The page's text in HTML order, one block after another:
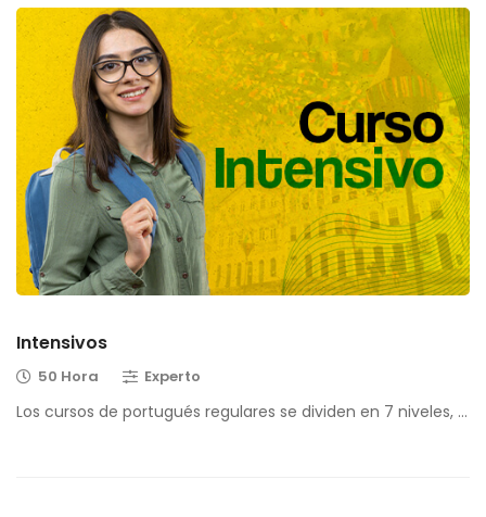
Intensivos
50 Hora Experto
Los cursos de portugués regulares se dividen en 7 niveles, …